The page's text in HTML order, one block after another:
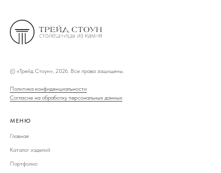
© «Трейд Стоун», 2026. Все права защищены.
Политика конфиденциальности
Согласие на обработку персональных данных
МЕНЮ
Главная
Каталог изделий
Портфолио